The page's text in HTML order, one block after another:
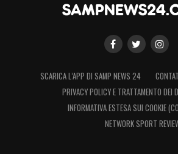
SCARICA L’APP DI SAMP NEWS 24
PRIVACY POLICY E TRATTAMENTO DEI
INFORMATIVA ESTESA SUI COOKIE
NETWORK SPORT